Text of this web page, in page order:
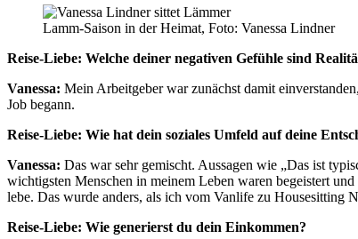
Lamm-Saison in der Heimat, Foto: Vanessa Lindner
Reise-Liebe: Welche deiner negativen Gefühle sind
Vanessa: Mein Arbeitgeber war zunächst damit
Job begann.
Reise-Liebe: Wie hat dein soziales Umfeld auf deine
Vanessa: Das war sehr gemischt. Aussagen wie „Das ist
wichtigsten Menschen in meinem Leben waren begeistert
lebe. Das wurde anders, als ich vom Vanlife zu Housesitting
Reise-Liebe: Wie generierst du dein Einkommen?